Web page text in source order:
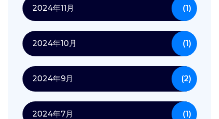
2024年11月 (1)
2024年10月 (1)
2024年9月 (2)
2024年7月 (1)